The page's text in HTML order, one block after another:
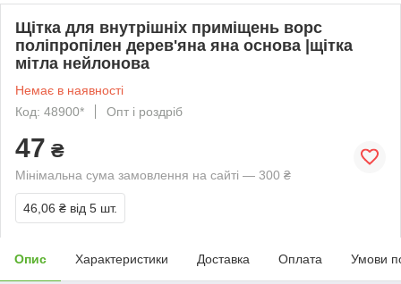
Щітка для внутрішніх приміщень ворс
поліпропілен дерев'яна яна основа |щітка
мітла нейлонова
Немає в наявності
Код: 48900*
Опт і роздріб
47 ₴
Мінімальна сума замовлення на сайті — 300 ₴
46,06 ₴ від 5 шт.
Опис Характеристики Доставка Оплата Умови